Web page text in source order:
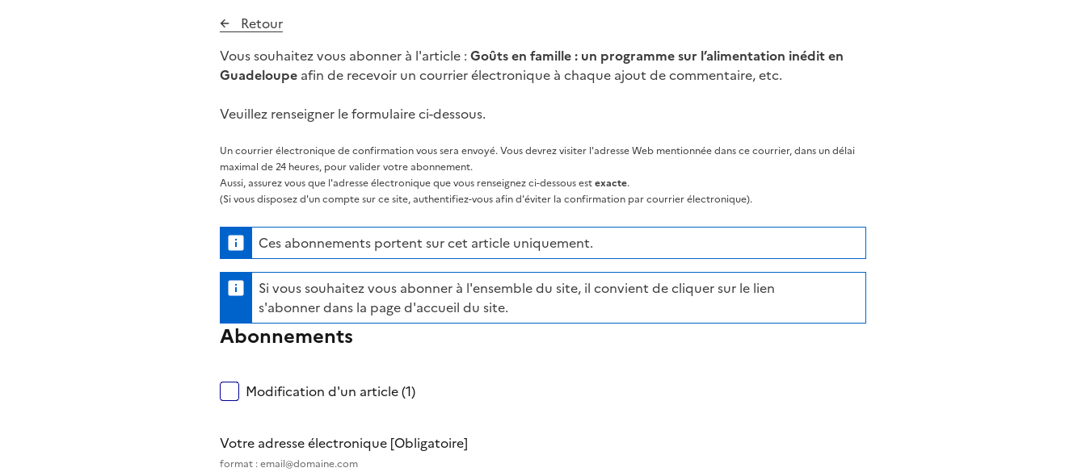
Retour
Vous souhaitez vous abonner à l'article : Goûts en famille : un programme sur l’alimentation inédit en
Guadeloupe afin de recevoir un courrier électronique à chaque ajout de commentaire, etc.
Veuillez renseigner le formulaire ci-dessous.
Un courrier électronique de confirmation vous sera envoyé. Vous devrez visiter l'adresse Web mentionnée dans ce courrier, dans un délai
maximal de 24 heures, pour valider votre abonnement.
Aussi, assurez vous que l'adresse électronique que vous renseignez ci-dessous estexacte.
(Si vous disposez d'un compte sur ce site, authentifiez-vous afin d'éviter la confirmation par courrier électronique).
Ces abonnements portent sur cet article uniquement.
Si vous souhaitez vous abonner à l'ensemble du site, il convient de cliquer sur le lien
s'abonner dans la page d'accueil du site.
Abonnements
Modification d'un article (1)
Votre adresse électronique [Obligatoire]
format : email@domaine.com